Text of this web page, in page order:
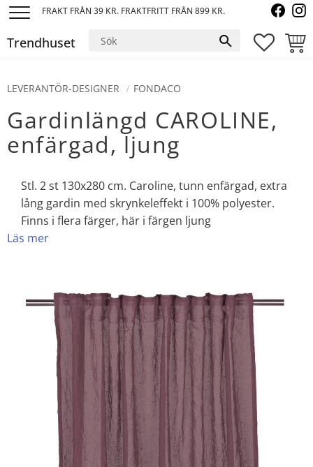
FRAKT FRÅN 39 KR. FRAKTFRITT FRÅN 899 KR.
Trendhuset
LEVERANTÖR-DESIGNER FONDACO
Gardinlängd CAROLINE,
enfärgad, ljung
Stl. 2 st 130x280 cm. Caroline, tunn enfärgad, extra
lång gardin med skrynkeleffekt i 100% polyester.
Finns i flera färger, här i färgen ljung
Läs mer